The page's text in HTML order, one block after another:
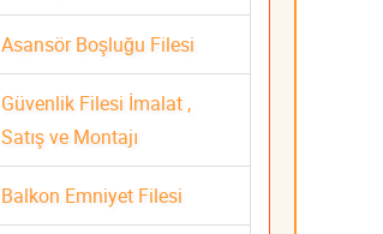
Asansör Boşluğu Filesi
Güvenlik Filesi İmalat ,
Satış ve Montajı
Balkon Emniyet Filesi